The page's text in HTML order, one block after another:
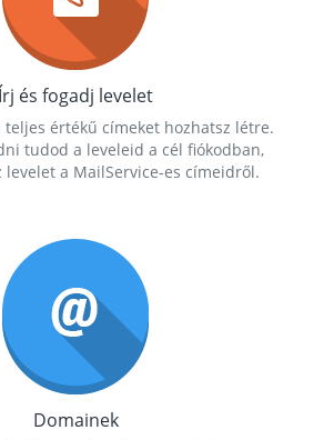
Írj és fogadj levelet
teljes értékű címeket hozhatsz létre.
tudod a leveleid a cél fiókodban,
a MailService-es címeidről.
Domainek